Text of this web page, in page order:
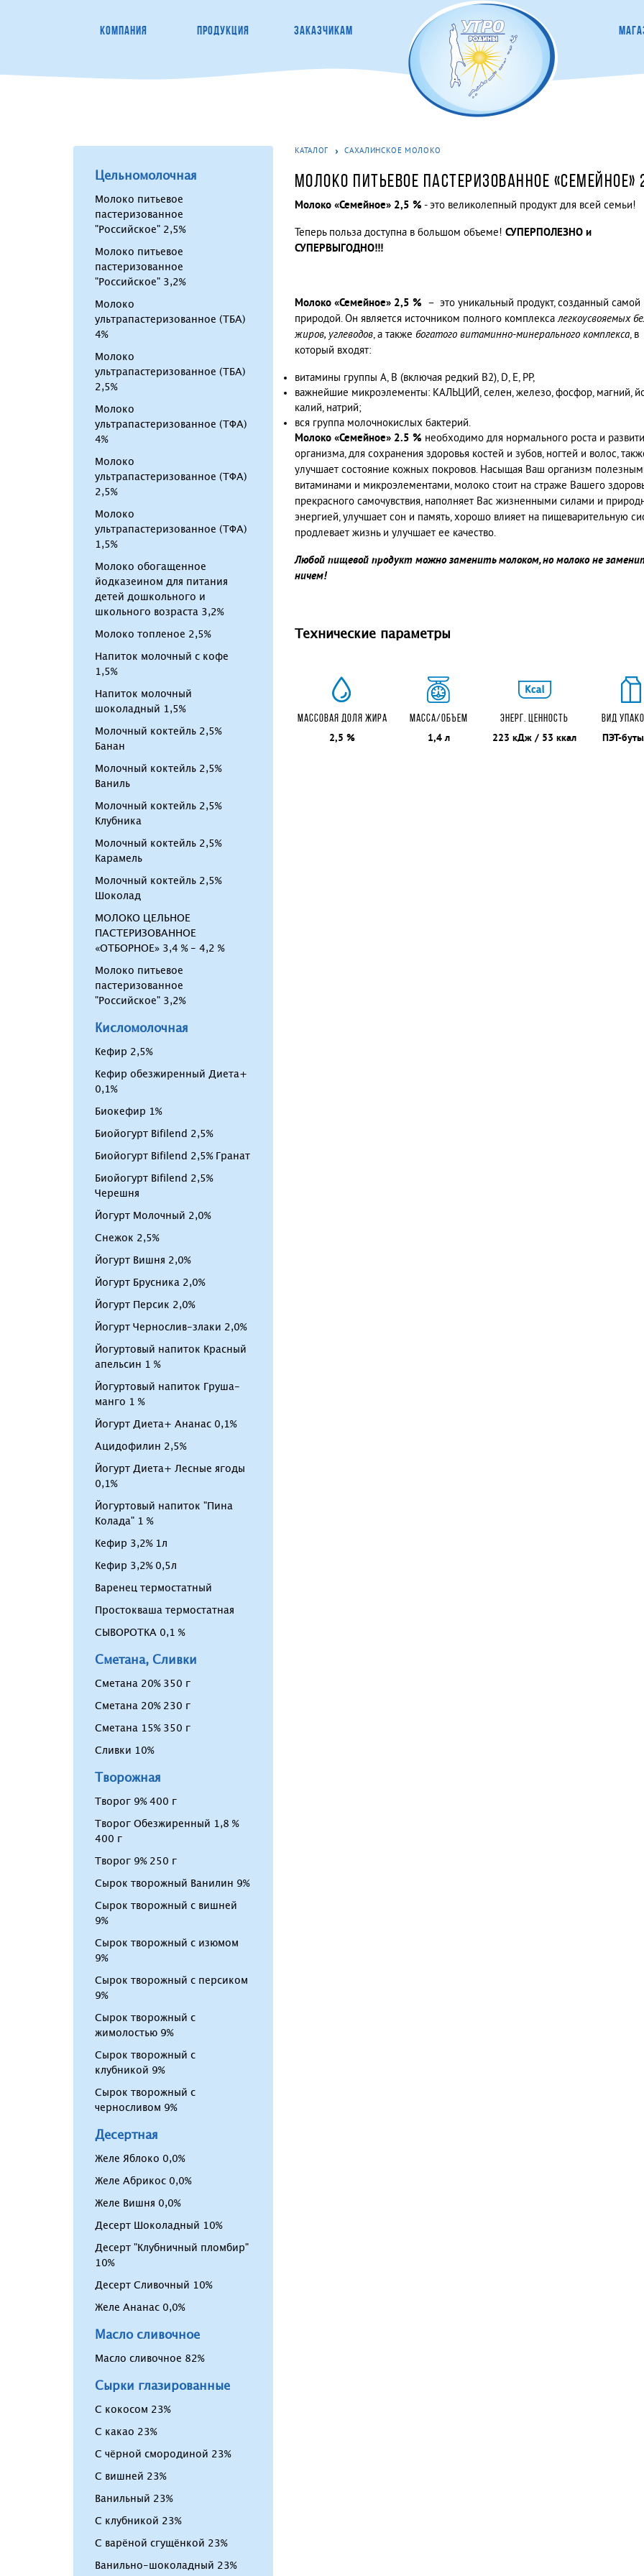
КОМПАНИЯ ПРОДУКЦИЯ ЗАКАЗЧИКАМ
Цельномолочная
Молоко питьевое
пастеризованное
"Российское" 2,5%
Молоко питьевое
пастеризованное
"Российское" 3,2%
Молоко
ультрапастеризованное (ТБА)
4%
Молоко
ультрапастеризованное (ТБА)
2,5%
Молоко
ультрапастеризованное (ТФА)
4%
Молоко
ультрапастеризованное (ТФА)
2,5%
Молоко
ультрапастеризованное (ТФА)
1,5%
Молоко обогащенное
йодказеином для питания
детей дошкольного и
школьного возраста 3,2%
Молоко топленое 2,5%
Напиток молочный с кофе
1,5%
Напиток молочный
шоколадный 1,5%
Молочный коктейль 2,5%
Банан
Молочный коктейль 2,5%
Ваниль
Молочный коктейль 2,5%
Клубника
Молочный коктейль 2,5%
Карамель
Молочный коктейль 2,5%
Шоколад
МОЛОКО ЦЕЛЬНОЕ
ПАСТЕРИЗОВАННОЕ
«ОТБОРНОЕ» 3,4 % - 4,2 %
Молоко питьевое
пастеризованное
"Российское" 3,2%
Кисломолочная
Кефир 2,5%
Кефир обезжиренный Диета+
0,1%
Биокефир 1%
Биойогурт Bifilend 2,5%
Биойогурт Bifilend 2,5% Гранат
Биойогурт Bifilend 2,5%
Черешня
Йогурт Молочный 2,0%
Снежок 2,5%
Йогурт Вишня 2,0%
Йогурт Брусника 2,0%
Йогурт Персик 2,0%
Йогурт Чернослив-злаки 2,0%
Йогуртовый напиток Красный
апельсин 1 %
Йогуртовый напиток Груша-
манго 1 %
Йогурт Диета+ Ананас 0,1%
Ацидофилин 2,5%
Йогурт Диета+ Лесные ягоды
0,1%
Йогуртовый напиток "Пина
Колада" 1 %
Кефир 3,2% 1л
Кефир 3,2% 0,5л
Варенец термостатный
Простокваша термостатная
СЫВОРОТКА 0,1 %
Сметана, Сливки
Сметана 20% 350 г
Сметана 20% 230 г
Сметана 15% 350 г
Сливки 10%
Творожная
Творог 9% 400 г
Творог Обезжиренный 1,8 %
400 г
Творог 9% 250 г
Сырок творожный Ванилин 9%
Сырок творожный с вишней
9%
Сырок творожный с изюмом
9%
Сырок творожный с персиком
9%
Сырок творожный с
жимолостью 9%
Сырок творожный с
клубникой 9%
Сырок творожный с
черносливом 9%
Десертная
Желе Яблоко 0,0%
Желе Абрикос 0,0%
Желе Вишня 0,0%
Десерт Шоколадный 10%
Десерт "Клубничный пломбир"
10%
Десерт Сливочный 10%
Желе Ананас 0,0%
Масло сливочное
Масло сливочное 82%
Сырки глазированные
С кокосом 23%
С какао 23%
С чёрной смородиной 23%
С вишней 23%
Ванильный 23%
С клубникой 23%
С варёной сгущёнкой 23%
Ванильно-шоколадный 23%
КАТАЛОГ САХАЛИНСКОЕ МОЛОКО
МОЛОКО ПИТЬЕВОЕ ПАСТЕРИЗОВАННОЕ «СЕМЕЙНОЕ»
Молоко «Семейное» 2,5 % - это великолепный продукт для всей семьи!
Теперь польза доступна в большом объеме! СУПЕРПОЛЕЗНО и
СУПЕРВЫГОДНО!!!
Молоко «Семейное» 2,5 % – это уникальный продукт, созданный самой
природой. Он является источником полного комплексалегкоусвояемых
жиров, углеводов, а также богатого витаминно-минерального комплекса, в
который входят:
витамины группы А, B (включая редкий B2), D, Е, РР,
важнейшие микроэлементы: КАЛЬЦИЙ, селен, железо, фосфор, магний,
калий, натрий;
вся группа молочнокислых бактерий.
Молоко«Семейное» 2.5 % необходимо для нормального роста и
организма, для сохранения здоровья костей и зубов, ногтей и волос,
улучшает состояние кожных покровов. Насыщая Ваш организм
витаминами и микроэлементами, молоко стоит на страже Вашего
прекрасного самочувствия, наполняет Вас жизненными силами и
энергией, улучшает сон и память, хорошо влияет на пищеварительную
продлевает жизнь и улучшает ее качество.
Любой пищевой продукт можно заменить молоком, но молоко не
ничем!
Технические параметры
МАССОВАЯ ДОЛЯ ЖИРА
2,5 %
МАССА/ОБЪЕМ
1,4 л
ЭНЕРГ. ЦЕННОСТЬ
223 кДж / 53 ккал
ВИД
ПЭТ-